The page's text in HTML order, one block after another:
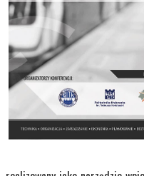
25,00
Transport Miejski i
Kup Teraz